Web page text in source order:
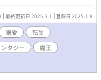
もどうやら自分はその男に
る影の王オルカロスを前
と一度諦めかける理人。し
た彼はとある行動に出
――。一度終わってしまっ
切れた凡人青年とツンデ
ァンタジーBLです。 ※18
が読みたい方はこちら▼
最終更新日 2025.3.1 登録日 2025.1.8
溺愛
転生
ンタジー
魔王